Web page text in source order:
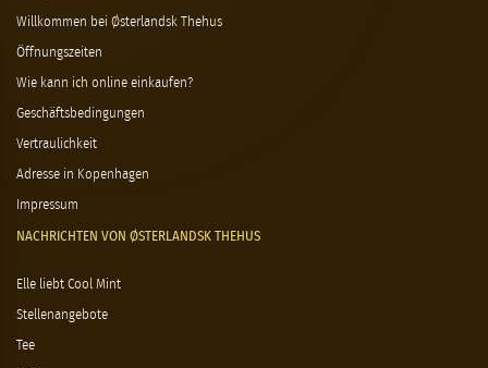
Willkommen bei Østerlandsk Thehus
Öffnungszeiten
Wie kann ich online einkaufen?
Geschäftsbedingungen
Vertraulichkeit
Adresse in Kopenhagen
Impressum
NACHRICHTEN VON ØSTERLANDSK THEHUS
Elle liebt Cool Mint
Stellenangebote
Tee